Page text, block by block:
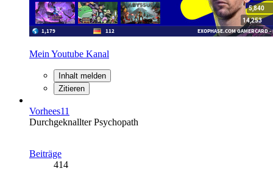
Mein Youtube Kanal
Inhalt melden
Zitieren
Vorhees11
Durchgeknallter Psychopath
Beiträge
414